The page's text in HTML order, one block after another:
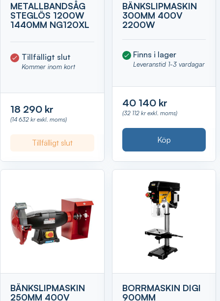
METALLBANDSÅG
STEGLÖS 1200W
1440MM NG120XL
Tillfälligt slut
Kommer inom kort
18 290 kr
(14 632 kr exkl. moms)
Tillfälligt slut
BÄNKSLIPMASKIN
300MM 400V
2200W
Finns i lager
Leveranstid 1-3 vardagar
40 140 kr
(32 112 kr exkl. moms)
Köp
BÄNKSLIPMASKIN
250MM 400V
BORRMASKIN DIGI
900MM